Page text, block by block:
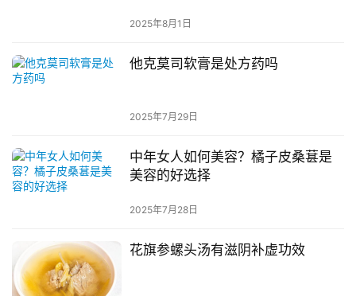
2025年8月1日
他克莫司软膏是处方药吗
2025年7月29日
中年女人如何美容？橘子皮桑葚是
美容的好选择
2025年7月28日
花旗参螺头汤有滋阴补虚功效